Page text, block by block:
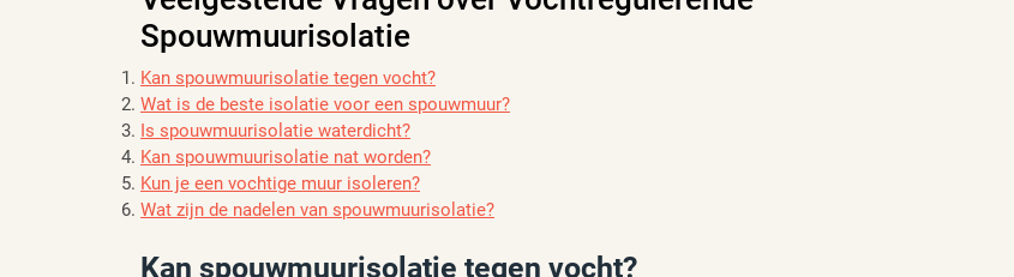
Spouwmuurisolatie
Kan spouwmuurisolatie tegen vocht?
Wat is de beste isolatie voor een spouwmuur?
Is spouwmuurisolatie waterdicht?
Kan spouwmuurisolatie nat worden?
Kun je een vochtige muur isoleren?
Wat zijn de nadelen van spouwmuurisolatie?
Kan spouwmuurisolatie tegen vocht?